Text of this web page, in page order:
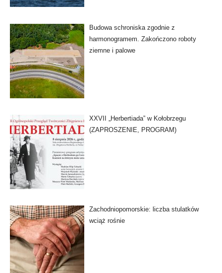
Budowa schroniska zgodnie z
harmonogramem. Zakończono roboty
ziemne i palowe
XXVII „Herbertiada” w Kołobrzegu
(ZAPROSZENIE, PROGRAM)
Zachodniopomorskie: liczba stulatków
wciąż rośnie